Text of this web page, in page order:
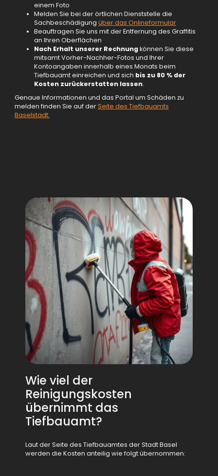
einem Foto
Melden Sie bei der örtlichen Dienststelle die
Sachbeschädigung über das Onlineformular
Beauftragen Sie uns mit der Entfernung des Graffitis
an Ihren Oberflächen
Nach Erhalt unserer Rechnungkönnen Sie diese
mitsamt Vorher-Nachher-Fotos und Ihrer
Kontoangaben innerhalb eines Monats beim
Tiefbauamt einreichen und sich bis zu 80 % der
Kosten zurückerstatten lassen.
Genaue Informationen und das Portal um Schäden zu
melden finden Sie auf derSeite des Tiefbauamts
Baselstadt.
Wie viel der
Reinigungskosten
übernimmt das
Tiefbauamt?
Laut der Seite des Tiefbauamtes der Stadt Basel
werden die Kosten anteilig wie folgt übernommen: